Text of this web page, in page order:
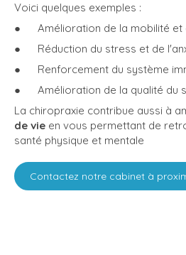
Voici quelques exemples :
● Amélioration de la mobilité et
● Réduction du stress et de
● Renforcement du système
● Amélioration de la qualité du
La chiropraxie contribue aussi à
de vie en vous permettant de
santé physique et mentale
Contactez notre cabinet à